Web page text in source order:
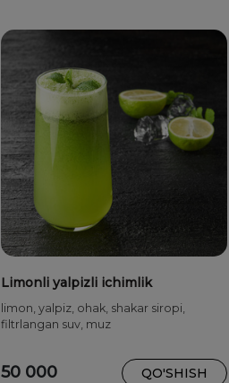
Limonli yalpizli ichimlik
limon, yalpiz, ohak, shakar siropi,
filtrlangan suv, muz
50 000 QO'SHISH